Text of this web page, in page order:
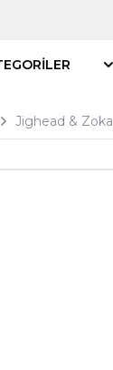
Jighead & Zoka